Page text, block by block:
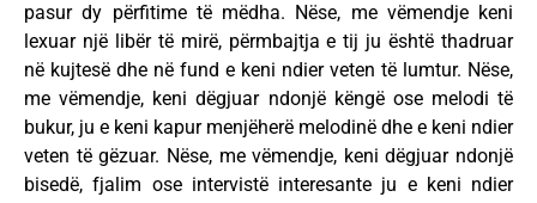
pasur dy përfitime të mëdha. Nëse, me vëmendje keni
lexuar një libër të mirë, përmbajtja e tij ju është thadruar
në kujtesë dhe në fund e keni ndier veten të lumtur. Nëse,
me vëmendje, keni dëgjuar ndonjë këngë ose melodi të
bukur, ju e keni kapur menjëherë melodinë dhe e keni ndier
veten të gëzuar. Nëse, me vëmendje, keni dëgjuar ndonjë
bisedë, fjalim ose intervistë interesante ju e keni ndier